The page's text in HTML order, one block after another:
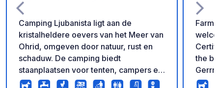
Camping Ljubanista ligt aan de
kristalheldere oevers van het Meer van
Ohrid, omgeven door natuur, rust en
schaduw. De camping biedt
staanplaatsen voor tenten, campers en
caravans, schoon sanitair met warme
Farma Sotira
the
Park.Hiking: